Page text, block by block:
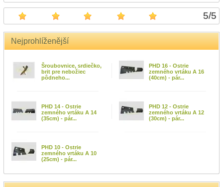
5/5
Nejprohlíženější
Šroubovnice, srdiečko,
brit pre nebožiec
pôdneho...
PHD 16 - Ostrie
zemného vrtáku A 16
(40cm) - pár...
PHD 14 - Ostrie
zemného vrtáku A 14
(35cm) - pár...
PHD 12 - Ostrie
zemného vrtáku A 12
(30cm) - pár...
PHD 10 - Ostrie
zemného vrtáku A 10
(25cm) - pár...